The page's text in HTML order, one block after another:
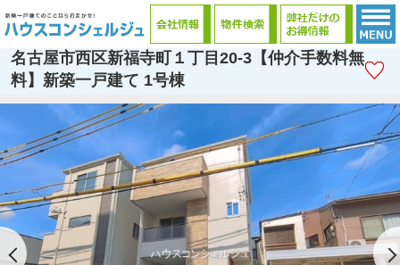
名古屋市西区新福寺町１丁目20-3【仲介手数料無
料】新築一戸建て 1号棟